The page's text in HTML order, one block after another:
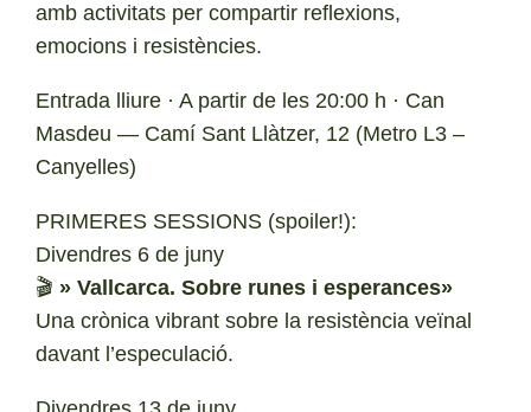
amb activitats per compartir reflexions,
emocions i resistències.
Entrada lliure · A partir de les 20:00 h · Can
Masdeu — Camí Sant Llàtzer, 12 (Metro L3 –
Canyelles)
PRIMERES SESSIONS (spoiler!):
Divendres 6 de juny
🎬 » Vallcarca. Sobre runes i esperances»
Una crònica vibrant sobre la resistència veïnal
davant l’especulació.